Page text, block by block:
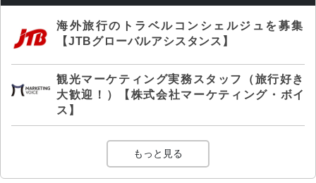
海外旅行のトラベルコンシェルジュを募集
【JTBグローバルアシスタンス】
観光マーケティング実務スタッフ（旅行好き
大歓迎！）【株式会社マーケティング・ボイ
ス】
もっと見る